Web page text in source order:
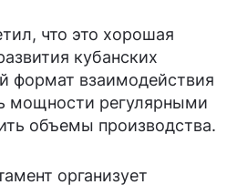
что это хорошая
кубанских
формат взаимодействия
мощности регулярными
объемы производства.
организует